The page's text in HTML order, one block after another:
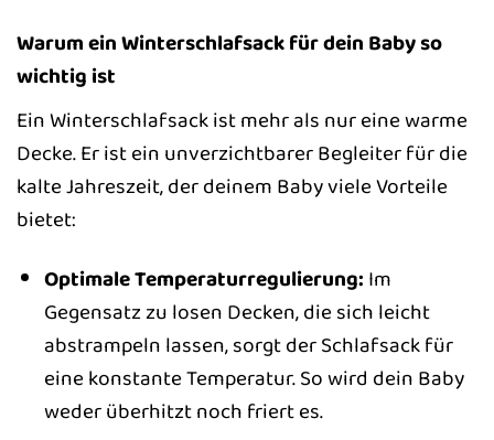
Warum ein Winterschlafsack für dein Baby so
wichtig ist
Ein Winterschlafsack ist mehr als nur eine warme
Decke. Er ist ein unverzichtbarer Begleiter für die
kalte Jahreszeit, der deinem Baby viele Vorteile
bietet:
Optimale Temperaturregulierung: Im
Gegensatz zu losen Decken, die sich leicht
abstrampeln lassen, sorgt der Schlafsack für
eine konstante Temperatur. So wird dein Baby
weder überhitzt noch friert es.